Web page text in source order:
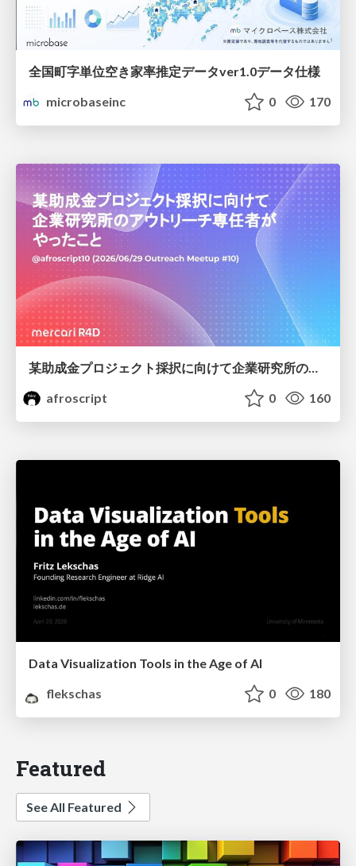
全国町字単位空き家率推定データver1.0データ仕様
microbaseinc
0 170
afroscript
0 160
Data Visualization Tools in the Age of AI
flekschas
0 180
Featured
See All Featured